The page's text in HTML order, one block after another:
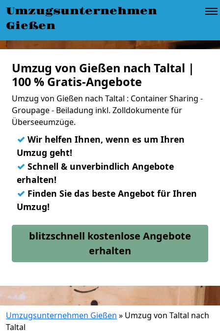
Umzugsunternehmen
Gießen
Umzug von Gießen nach Taltal |
100 % Gratis-Angebote
Umzug von Gießen nach Taltal : Container Sharing -
Groupage - Beiladung inkl. Zolldokumente für
Überseeumzüge.
✓ Wir helfen Ihnen, wenn es um Ihren
Umzug geht!
✓ Schnell & unverbindlich Angebote
erhalten!
✓ Finden Sie das beste Angebot für Ihren
Umzug!
blitzschnell kostenlose Angebote
erhalten
Umzugsunternehmen Gießen » Umzug von Taltal nach
Taltal